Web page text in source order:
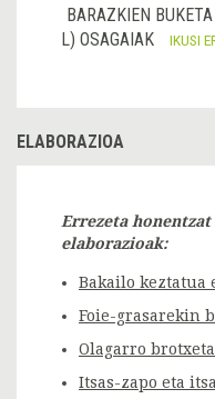
BARAZKIEN
L) OSAGAIAK
IKUSI
ELABORAZIOA
Errezeta
elaborazioak:
Bakailo keztatua
Foie-grasarekin
Olagarro
Itsas-zapo eta